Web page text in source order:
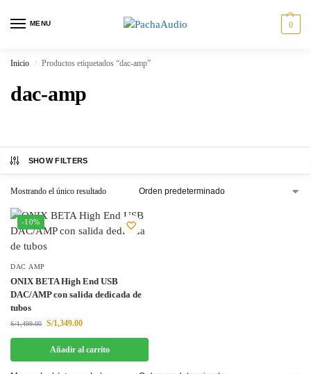
MENU 0
Inicio / Productos etiquetados “dac-amp”
dac-amp
SHOW FILTERS
Mostrando el único resultado
-10%
DAC AMP
ONIX BETA High End USB
DAC/AMP con salida dedicada de
tubos
S/1,499.00 S/1,349.00
Añadir al carrito